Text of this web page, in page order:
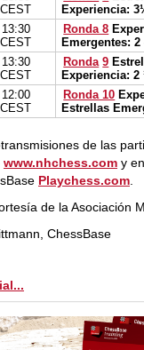
CEST
Experiencia:
13:30
CEST
Ronda 8
Emergentes: 2
13:30
CEST
Ronda 9
Experiencia:
12:00
CEST
Ronda 10
Estrellas
de las
www.nhchess.com y
Playchess.com
de la Asociación
ChessBase